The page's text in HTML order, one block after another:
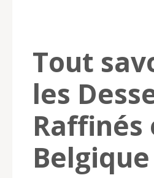
Tout
les
Raffinés
Belgique